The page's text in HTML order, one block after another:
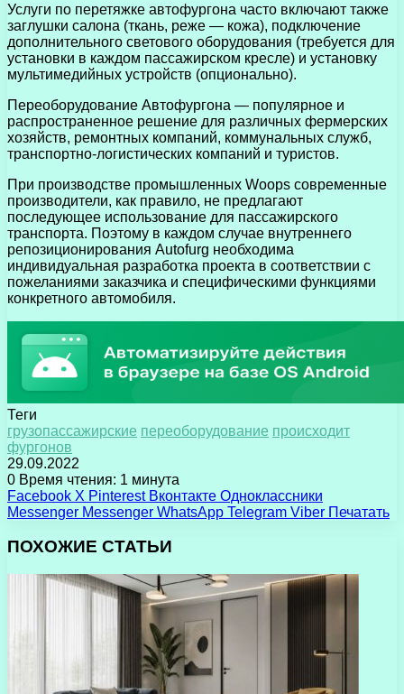
Услуги по перетяжке автофургона часто включают также
заглушки салона (ткань, реже — кожа), подключение
дополнительного светового оборудования (требуется для
установки в каждом пассажирском кресле) и установку
мультимедийных устройств (опционально).
Переоборудование Автофургона — популярное и
распространенное решение для различных фермерских
хозяйств, ремонтных компаний, коммунальных служб,
транспортно-логистических компаний и туристов.
При производстве промышленных Woops современные
производители, как правило, не предлагают
последующее использование для пассажирского
транспорта. Поэтому в каждом случае внутреннего
репозиционирования Autofurg необходима
индивидуальная разработка проекта в соответствии с
пожеланиями заказчика и специфическими функциями
конкретного автомобиля.
Теги
грузопассажирские переоборудование происходит
фургонов
29.09.2022
0 Время чтения: 1 минута
Facebook X Pinterest Вконтакте Одноклассники
Messenger Messenger WhatsApp Telegram Viber Печатать
ПОХОЖИЕ СТАТЬИ